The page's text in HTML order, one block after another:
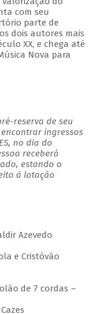
com seu
parte de
dois autores mais
XX, e chega até
Nova para
reserva de seu
ingressos
no dia do
receberá
estando o
à lotação
Azevedo
e Cristóvão
de 7 cordas –